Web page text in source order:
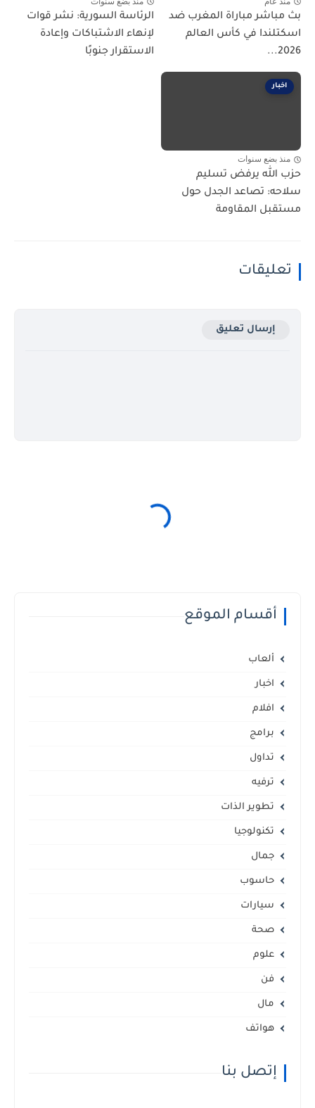
بث مباشر مباراة المغرب ضد
اسكتلندا في كأس العالم
2026...
الرئاسة السورية: نشر قوات
لإنهاء الاشتباكات وإعادة
الاستقرار جنوبًا
اخبار
منذ بضع سنوات
حزب الله يرفض تسليم
سلاحه: تصاعد الجدل حول
مستقبل المقاومة
تعليقات
إرسال تعليق
أقسام الموقع
ألعاب
اخبار
افلام
برامج
تداول
ترفيه
تطوير الذات
تكنولوجيا
جمال
حاسوب
سيارات
صحة
علوم
فن
مال
هواتف
إتصل بنا